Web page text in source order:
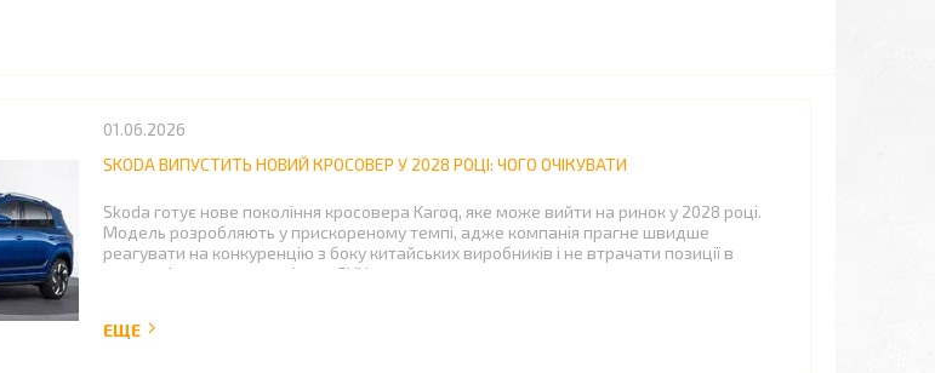
01.06.2026
SKODA ВИПУСТИТЬ НОВИЙ КРОСОВЕР У 2028 РОЦІ: ЧОГО ОЧІКУВАТИ
Skoda готує нове покоління кросовера Karoq, яке може вийти на ринок у 2028 році.
Модель розробляють у прискореному темпі, адже компанія прагне швидше
реагувати на конкуренцію з боку китайських виробників і не втрачати позиції в
сегменті середньорозмірних SUV.